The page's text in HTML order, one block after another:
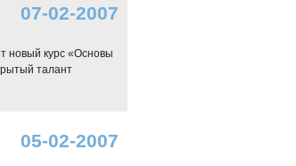
07-02-2007
новый курс «Основы
талант
05-02-2007